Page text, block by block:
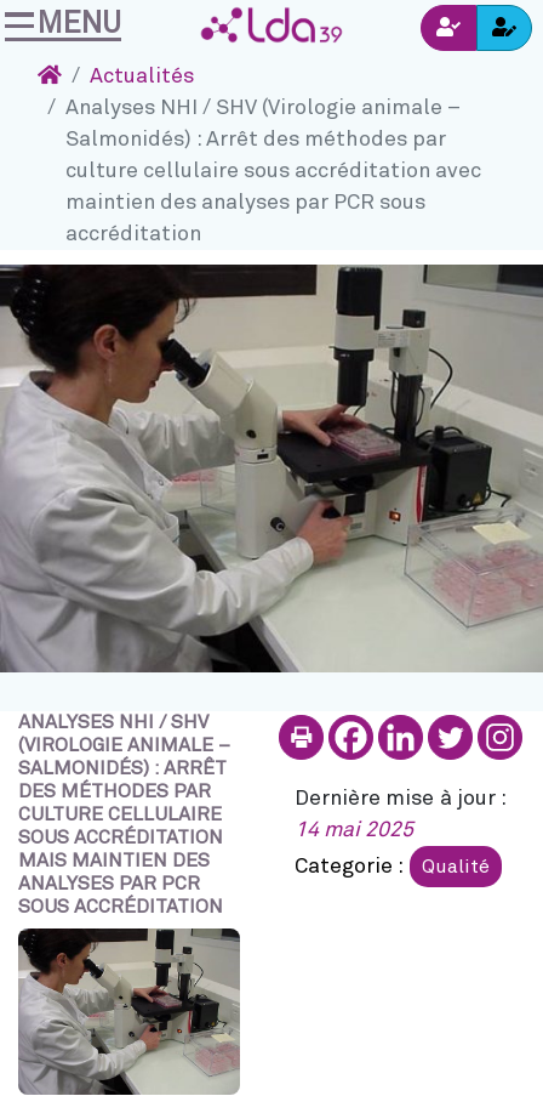
Accéder au contenu
Connexion
MENU
AccueilActualités
Analyses NHI / SHV (Virologie animale –
Salmonidés) : Arrêt des méthodes par
culture cellulaire sous accréditation avec
maintien des analyses par PCR sous
accréditation
ANALYSES NHI / SHV
(VIROLOGIE ANIMALE –
SALMONIDÉS) : ARRÊT
DES MÉTHODES PAR
CULTURE CELLULAIRE
SOUS ACCRÉDITATION
MAIS MAINTIEN DES
ANALYSES PAR PCR
SOUS ACCRÉDITATION
Imprimer
Partager
Dernière mise à jour :
14 mai 2025
Categorie :
Qualité